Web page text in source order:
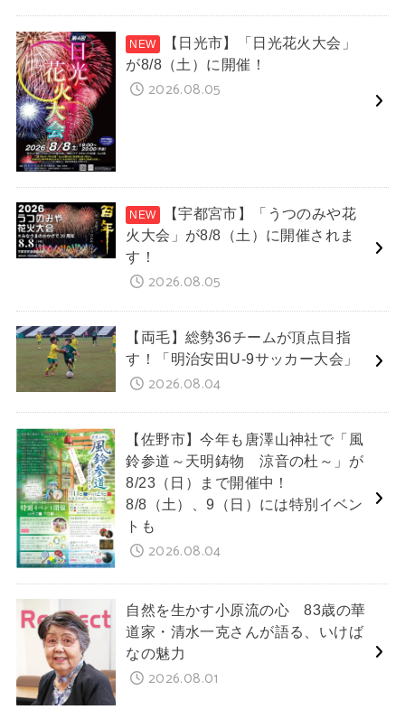
【日光市】「日光花火大会」
が8/8（土）に開催！
2026.08.05
【宇都宮市】「うつのみや花
火大会」が8/8（土）に開催されま
す！
2026.08.05
【両毛】総勢36チームが頂点目指
す！「明治安田U-9サッカー大会」
2026.08.04
【佐野市】今年も唐澤山神社で「風
鈴参道～天明鋳物 涼音の杜～」が
8/23（日）まで開催中！
8/8（土）、9（日）には特別イベン
トも
2026.08.04
自然を生かす小原流の心 83歳の華
道家・清水一克さんが語る、いけば
なの魅力
2026.08.01